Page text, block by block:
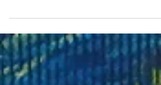
chase the sun, find the beautiful. We will glow in
the dark, turning dust to gold. And we'll dream
it...